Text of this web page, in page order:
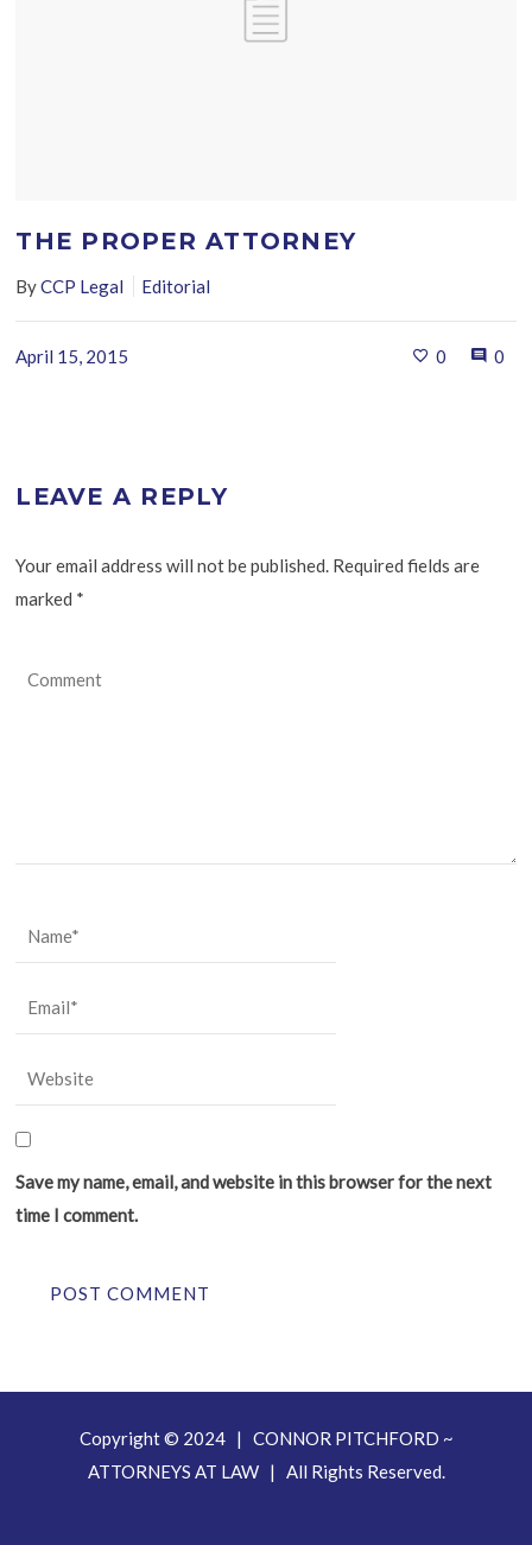
THE PROPER ATTORNEY
ByCCP Legal Editorial
April 15, 2015 0 0
LEAVE A REPLY
Your email address will not be published. Required fields are
marked *
Save my name, email, and website in this browser for the next
time I comment.
Copyright © 2024 | CONNOR PITCHFORD ~
ATTORNEYS AT LAW | All Rights Reserved.